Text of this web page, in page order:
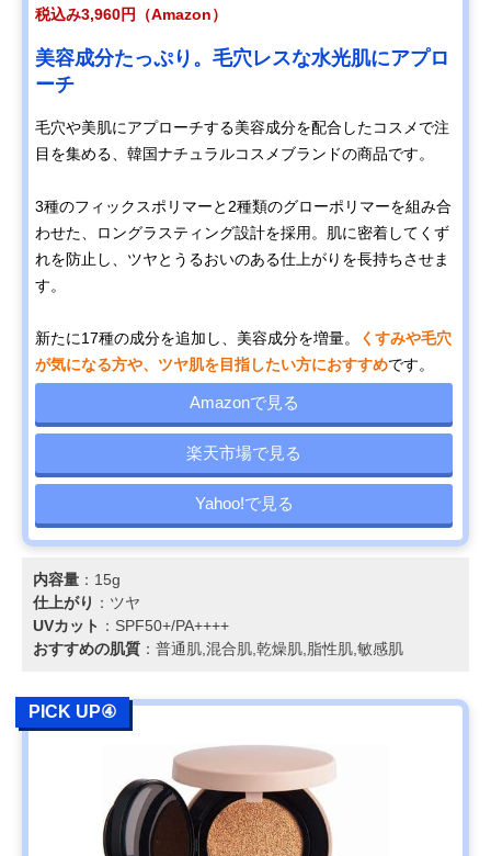
税込み3,960円（Amazon）
美容成分たっぷり。毛穴レスな水光肌にアプロ
ーチ
毛穴や美肌にアプローチする美容成分を配合したコスメで注
目を集める、韓国ナチュラルコスメブランドの商品です。
3種のフィックスポリマーと2種類のグローポリマーを組み合
わせた、ロングラスティング設計を採用。肌に密着してくず
れを防止し、ツヤとうるおいのある仕上がりを長持ちさせま
す。
新たに17種の成分を追加し、美容成分を増量。
くすみや毛穴
が気になる方や、ツヤ肌を目指したい方におすすめです。
Amazonで見る
楽天市場で見る
Yahoo!で見る
内容量 ：15g
仕上がり ：ツヤ
UVカット ：SPF50+/PA++++
おすすめの肌質 ：普通肌,混合肌,乾燥肌,脂性肌,敏感肌
PICK UP④